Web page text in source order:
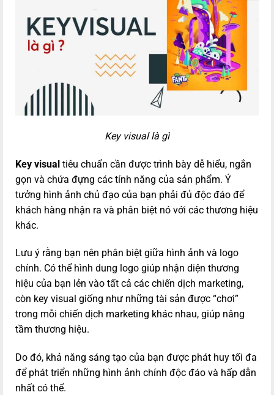
Key visual là gì
Key visual tiêu chuẩn cần được trình bày dễ hiểu, ngắn
gọn và chứa đựng các tính năng của sản phẩm. Ý
tưởng hình ảnh chủ đạo của bạn phải đủ độc đáo để
khách hàng nhận ra và phân biệt nó với các thương hiệu
khác.
Lưu ý rằng bạn nên phân biệt giữa hình ảnh và logo
chính. Có thể hình dung logo giúp nhận diện thương
hiệu của bạn lẻn vào tất cả các chiến dịch marketing,
còn key visual giống như những tài sản được “chơi”
trong mỗi chiến dịch marketing khác nhau, giúp nâng
tầm thương hiệu.
Do đó, khả năng sáng tạo của bạn được phát huy tối đa
để phát triển những hình ảnh chính độc đáo và hấp dẫn
nhất có thể.